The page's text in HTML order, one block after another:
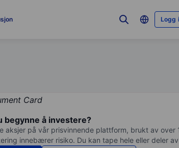
Logg
begynne å investere?
aksjer på vår prisvinnende plattform, brukt av over
innebærer risiko. Du kan tape hele eller deler